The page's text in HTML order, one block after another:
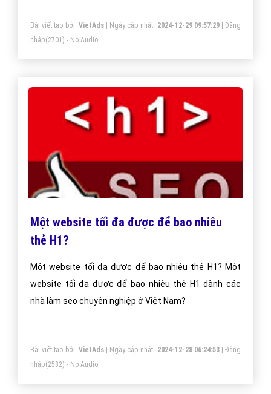
Bài viết tạo bởi: VietAds| Ngày cập nhật: 2024-12-29 09:57:29|Đăng
nhập(2701) - No Audio
Một website tối đa được để bao nhiêu
thẻ H1?
Một website tối đa được để bao nhiêu thẻ H1? Một
website tối đa được để bao nhiêu thẻ H1 dành các
nhà làm seo chuyên nghiệp ở Việt Nam?
Bài viết tạo bởi: VietAds| Ngày cập nhật: 2024-12-28 06:24:53|Đăng
nhập(2582) - No Audio